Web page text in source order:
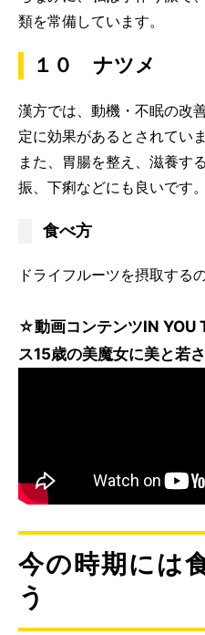
類を常備しています。
１０ ナツメ
漢方では、動機・不眠の改
定に効果があるとされていま
また、胃腸を整え、滋養す
振、下痢などにも良いです。
食べ方
ドライフルーツを摂取する
☆動画コンテンツIN YOU
ス15歳の美魔女に美と若
今の時期には
う